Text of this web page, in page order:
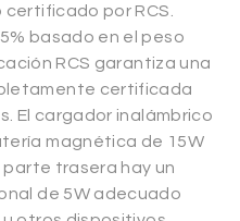
por RCS.
basado en el peso
RCS garantiza una
certificada
El cargador inalámbrico
magnética de 15W
trasera hay un
de 5W adecuado